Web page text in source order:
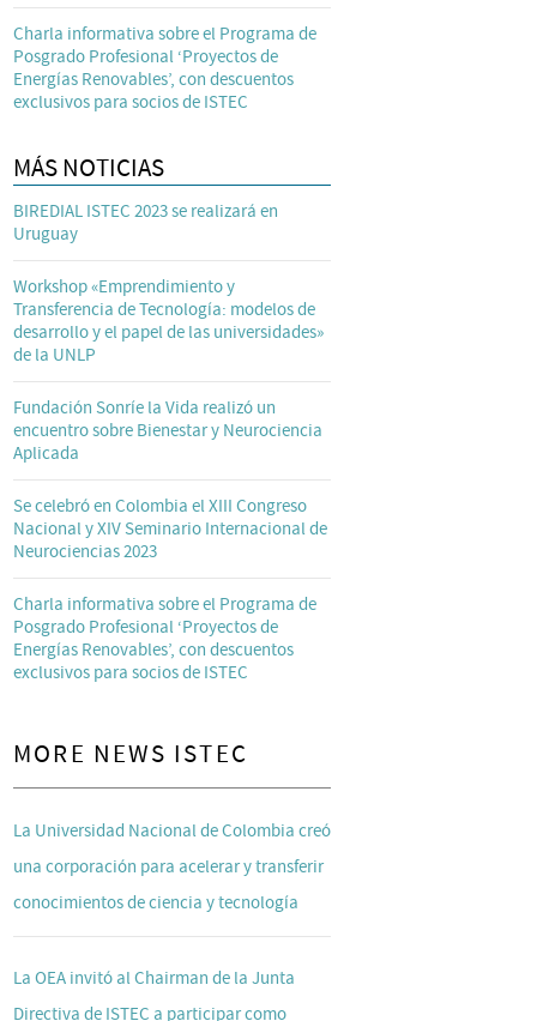
Charla informativa sobre el Programa de
Posgrado Profesional ‘Proyectos de
Energías Renovables’, con descuentos
exclusivos para socios de ISTEC
MÁS NOTICIAS
BIREDIAL ISTEC 2023 se realizará en
Uruguay
Workshop «Emprendimiento y
Transferencia de Tecnología: modelos de
desarrollo y el papel de las universidades»
de la UNLP
Fundación Sonríe la Vida realizó un
encuentro sobre Bienestar y Neurociencia
Aplicada
Se celebró en Colombia el XIII Congreso
Nacional y XIV Seminario Internacional de
Neurociencias 2023
Charla informativa sobre el Programa de
Posgrado Profesional ‘Proyectos de
Energías Renovables’, con descuentos
exclusivos para socios de ISTEC
MORE NEWS ISTEC
La Universidad Nacional de Colombia creó
una corporación para acelerar y transferir
conocimientos de ciencia y tecnología
La OEA invitó al Chairman de la Junta
Directiva de ISTEC a participar como